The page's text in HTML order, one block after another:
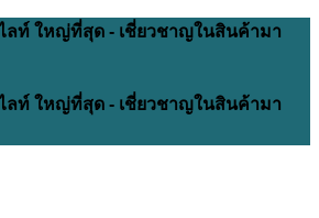
ลท์ ใหญ่ที่สุด - เชี่ยวชาญในสินค้ามา
ลท์ ใหญ่ที่สุด - เชี่ยวชาญในสินค้ามา